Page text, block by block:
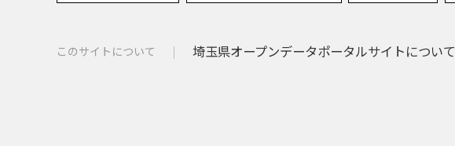
このサイトについて 埼玉県オープンデータポータルサイトについて